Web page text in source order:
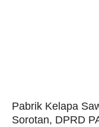
Pabrik Kelapa
Sorotan, DPRD